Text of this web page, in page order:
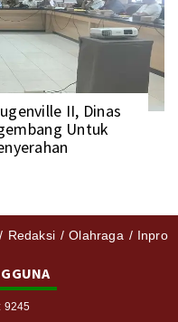
II, Dinas
Untuk
Redaksi Olahraga Inpro
9245